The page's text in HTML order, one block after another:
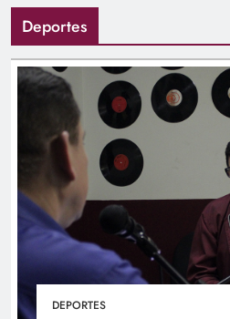
Deportes
DEPORTES